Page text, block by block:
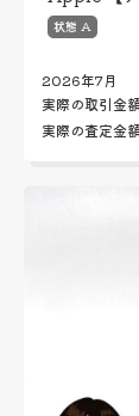
状態 A
2026年7月
実際の取引金
実際の査定金